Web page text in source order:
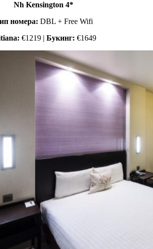
Nh Kensington 4*
номера: DBL + Free Wifi
€1219 | Букинг: €1649